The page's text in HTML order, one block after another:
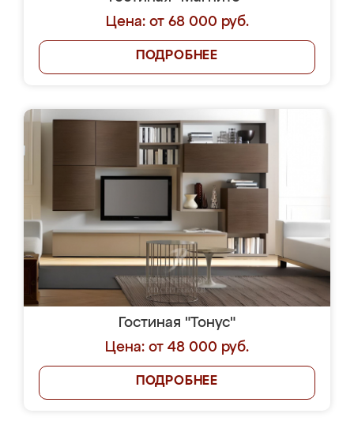
Цена: от 68 000 руб.
ПОДРОБНЕЕ
Гостиная "Тонус"
Цена: от 48 000 руб.
ПОДРОБНЕЕ